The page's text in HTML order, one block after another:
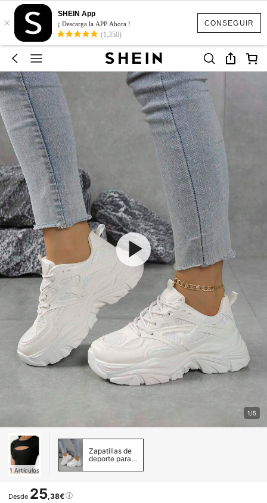
CONSEGUIR
×
SHEIN App
¡ Descarga la APP Ahora !
(1,350)
1/5
1 Artículos
Zapatillas de
deporte para
Desde 25,38€